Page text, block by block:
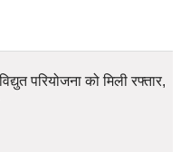
परियोजना को मिली रफ्तार,